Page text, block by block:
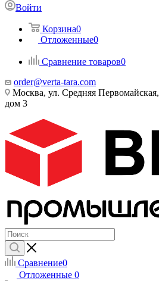
Войти
Корзина0
Отложенные0
Сравнение товаров0
order@verta-tara.com
Москва, ул. Средняя Первомайская,
дом 3
Сравнение0
Отложенные 0